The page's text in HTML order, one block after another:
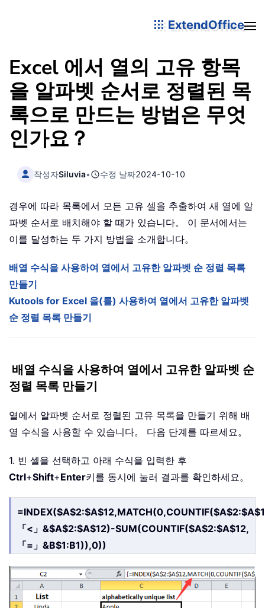
ExtendOffice
Excel 에서 열의 고유 항목
을 알파벳 순서로 정렬된 목
록으로 만드는 방법은 무엇
인가요？
작성자Siluvia• 수정 날짜2024-10-10
경우에 따라 목록에서 모든 고유 셀을 추출하여 새 열에 알
파벳 순서로 배치해야 할 때가 있습니다。 이 문서에서는
이를 달성하는 두 가지 방법을 소개합니다。
배열 수식을 사용하여 열에서 고유한 알파벳 순 정렬 목록
만들기
Kutools for Excel 을(를) 사용하여 열에서 고유한 알파벳
순 정렬 목록 만들기
배열 수식을 사용하여 열에서 고유한 알파벳 순
정렬 목록 만들기
열에서 알파벳 순서로 정렬된 고유 목록을 만들기 위해 배
열 수식을 사용할 수 있습니다。 다음 단계를 따르세요。
1. 빈 셀을 선택하고 아래 수식을 입력한 후
Ctrl+Shift+Enter키를 동시에 눌러 결과를 확인하세요。
「<」&$A$2:$A$12)-SUM(COUNTIF($A$2:$A$12,
「=」&B$1:B1)),0))